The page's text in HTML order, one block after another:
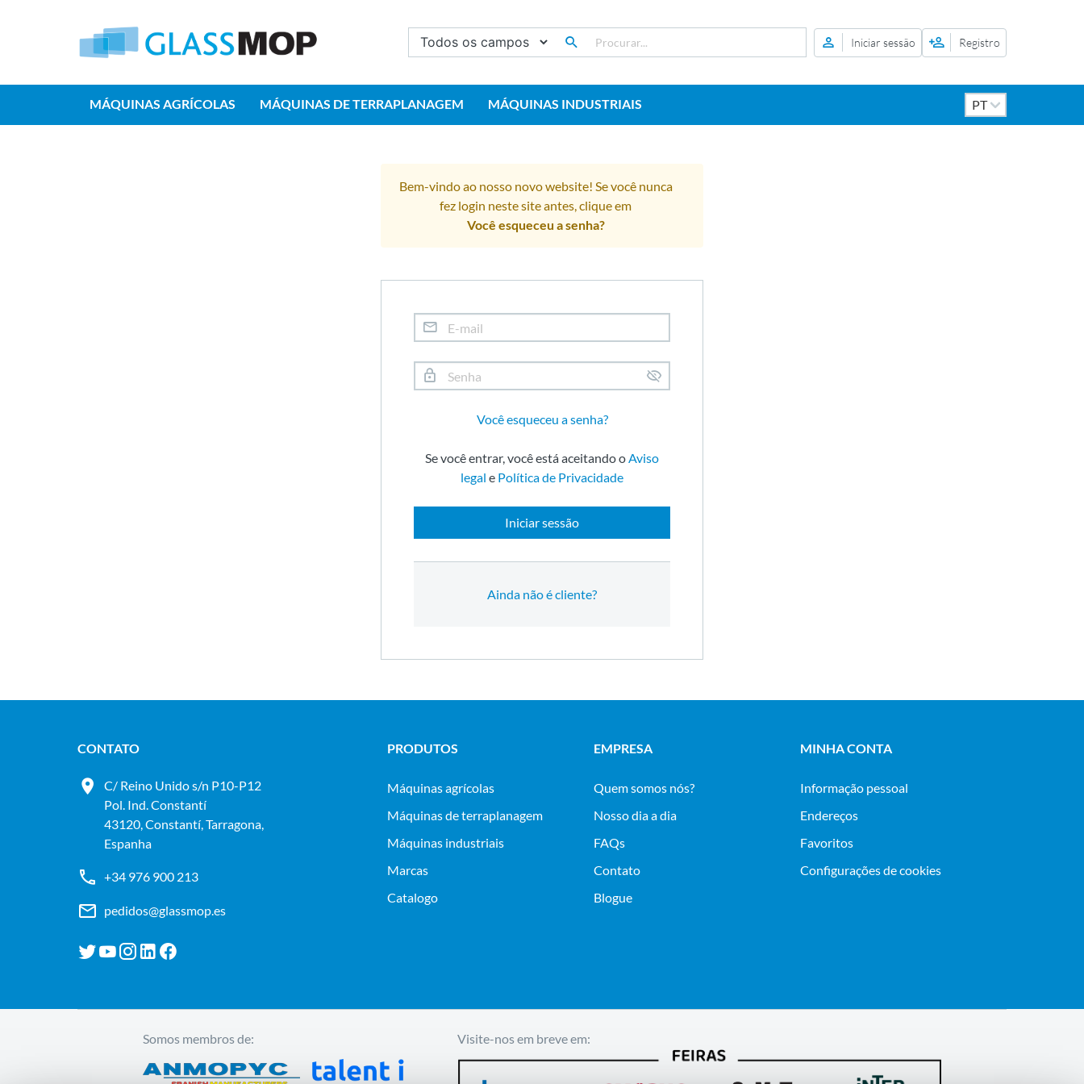
Iniciar sessão Registro
MÁQUINAS AGRÍCOLAS MÁQUINAS DE TERRAPLANAGEM MÁQUINAS INDUSTRIAIS
Bem-vindo ao nosso novo website! Se você nunca
fez login neste site antes, clique em
Você esqueceu a senha?
Você esqueceu a senha?
Se você entrar, você está aceitando oAviso
legal e Política de Privacidade
Iniciar sessão
Ainda não é cliente?
CONTATO
C/ Reino Unido s/n P10-P12
Pol. Ind. Constantí
43120, Constantí, Tarragona,
Espanha
+34 976 900 213
pedidos@glassmop.es
PRODUTOS
máquinas agrícolas
máquinas de terraplanagem
máquinas industriais
Marcas
Catalogo
EMPRESA
Quem somos nós?
Nosso dia a dia
FAQs
Contato
Blogue
MINHA CONTA
Informação pessoal
Endereços
Favoritos
Configurações de cookies
Somos membros de: Visite-nos em breve em: